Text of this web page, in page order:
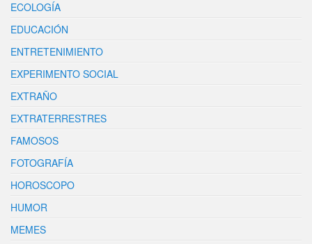
ECOLOGÍA
EDUCACIÓN
ENTRETENIMIENTO
EXPERIMENTO SOCIAL
EXTRAÑO
EXTRATERRESTRES
FAMOSOS
FOTOGRAFÍA
HOROSCOPO
HUMOR
MEMES